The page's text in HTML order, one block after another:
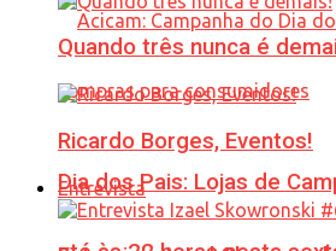
Dia dos Pais: Lojas de
Quando três nunca é
Ricardo Borges, Eventos!
Entrevista